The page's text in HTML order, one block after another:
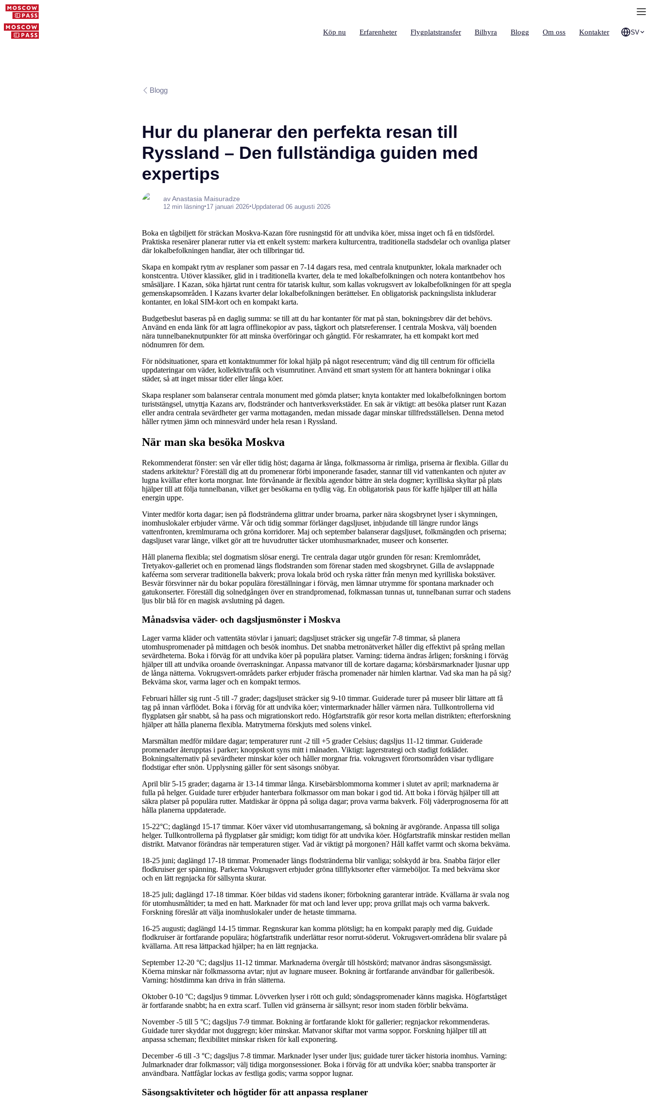
Köp nu Erfarenheter Flygplatstransfer Bilhyra Blogg Om oss Kontakter SV
Blogg
Hur du planerar den perfekta resan till
Ryssland – Den fullständiga guiden med
expertips
av Anastasia Maisuradze
12 min läsning•17 januari 2026•Uppdaterad 06 augusti 2026
Boka en tågbiljett för sträckan Moskva-Kazan före rusningstid för att undvika köer, missa inget och få en tidsfördel.
Praktiska resenärer planerar rutter via ett enkelt system: markera kulturcentra, traditionella stadsdelar och ovanliga platser
där lokalbefolkningen handlar, äter och tillbringar tid.
Skapa en kompakt rytm av resplaner som passar en 7-14 dagars resa, med centrala knutpunkter, lokala marknader och
konstcentra. Utöver klassiker, glid in i traditionella kvarter, dela te med lokalbefolkningen och notera kontantbehov hos
småsäljare. I Kazan, söka hjärtat runt centra för tatarisk kultur, som kallas vokrugsvert av lokalbefolkningen för att spegla
gemenskapsområden. I Kazans kvarter delar lokalbefolkningen berättelser. En obligatorisk packningslista inkluderar
kontanter, en lokal SIM-kort och en kompakt karta.
Budgetbeslut baseras på en daglig summa: se till att du har kontanter för mat på stan, bokningsbrev där det behövs.
Använd en enda länk för att lagra offlinekopior av pass, tågkort och platsreferenser. I centrala Moskva, välj boenden
nära tunnelbaneknutpunkter för att minska överföringar och gångtid. För reskamrater, ha ett kompakt kort med
nödnumren för dem.
För nödsituationer, spara ett kontaktnummer för lokal hjälp på något resecentrum; vänd dig till centrum för officiella
uppdateringar om väder, kollektivtrafik och visumrutiner. Använd ett smart system för att hantera bokningar i olika
städer, så att inget missar tider eller långa köer.
Skapa resplaner som balanserar centrala monument med gömda platser; knyta kontakter med lokalbefolkningen bortom
turiststängsel, utnyttja Kazans arv, flodstränder och hantverksverkstäder. En sak är viktigt: att besöka platser runt Kazan
eller andra centrala sevärdheter ger varma mottaganden, medan missade dagar minskar tillfredsställelsen. Denna metod
håller rytmen jämn och minnesvärd under hela resan i Ryssland.
När man ska besöka Moskva
Rekommenderat fönster: sen vår eller tidig höst; dagarna är långa, folkmassorna är rimliga, priserna är flexibla. Gillar du
stadens arkitektur? Föreställ dig att du promenerar förbi imponerande fasader, stannar till vid vattenkanten och njuter av
lugna kvällar efter korta morgnar. Inte förvånande är flexibla agendor bättre än stela dogmer; kyrilliska skyltar på plats
hjälper till att följa tunnelbanan, vilket ger besökarna en tydlig väg. En obligatorisk paus för kaffe hjälper till att hålla
energin uppe.
Vinter medför korta dagar; isen på flodstränderna glittrar under broarna, parker nära skogsbrynet lyser i skymningen,
inomhuslokaler erbjuder värme. Vår och tidig sommar förlänger dagsljuset, inbjudande till längre rundor längs
vattenfronten, kremlmurarna och gröna korridorer. Maj och september balanserar dagsljuset, folkmängden och priserna;
dagsljuset varar länge, vilket gör att tre huvudrutter täcker utomhusmarknader, museer och konserter.
Håll planerna flexibla; stel dogmatism slösar energi. Tre centrala dagar utgör grunden för resan: Kremlområdet,
Tretyakov-galleriet och en promenad längs flodstranden som förenar staden med skogsbrynet. Gilla de avslappnade
kaféerna som serverar traditionella bakverk; prova lokala bröd och ryska rätter från menyn med kyrilliska bokstäver.
Besvär försvinner när du bokar populära föreställningar i förväg, men lämnar utrymme för spontana marknader och
gatukonserter. Föreställ dig solnedgången över en strandpromenad, folkmassan tunnas ut, tunnelbanan surrar och stadens
ljus blir blå för en magisk avslutning på dagen.
Månadsvisa väder- och dagsljusmönster i Moskva
Lager varma kläder och vattentäta stövlar i januari; dagsljuset sträcker sig ungefär 7-8 timmar, så planera
utomhuspromenader på mittdagen och besök inomhus. Det snabba metronätverket håller dig effektivt på språng mellan
sevärdheterna. Boka i förväg för att undvika köer på populära platser. Varning: tiderna ändras årligen; forskning i förväg
hjälper till att undvika oroande överraskningar. Anpassa matvanor till de kortare dagarna; körsbärsmarknader ljusnar upp
de långa nätterna. Vokrugsvert-områdets parker erbjuder fräscha promenader när himlen klartnar. Vad ska man ha på sig?
Bekväma skor, varma lager och en kompakt termos.
Februari håller sig runt -5 till -7 grader; dagsljuset sträcker sig 9-10 timmar. Guiderade turer på museer blir lättare att få
tag på innan vårflödet. Boka i förväg för att undvika köer; vintermarknader håller värmen nära. Tullkontrollerna vid
flygplatsen går snabbt, så ha pass och migrationskort redo. Högfartstrafik gör resor korta mellan distrikten; efterforskning
hjälper att hålla planerna flexibla. Matrytmerna förskjuts med solens vinkel.
Marsmältan medför mildare dagar; temperaturer runt -2 till +5 grader Celsius; dagsljus 11-12 timmar. Guiderade
promenader återupptas i parker; knoppskott syns mitt i månaden. Viktigt: lagerstrategi och stadigt fotkläder.
Bokningsalternativ på sevärdheter minskar köer och håller morgnar fria. vokrugsvert förortsområden visar tydligare
flodstigar efter snön. Upplysning gäller för sent säsongs snöbyar.
April blir 5-15 grader; dagarna är 13-14 timmar långa. Kirsebärsblommorna kommer i slutet av april; marknaderna är
fulla på helger. Guidade turer erbjuder hanterbara folkmassor om man bokar i god tid. Att boka i förväg hjälper till att
säkra platser på populära rutter. Matdiskar är öppna på soliga dagar; prova varma bakverk. Följ väderprognoserna för att
hålla planerna uppdaterade.
15-22°C; daglängd 15-17 timmar. Köer växer vid utomhusarrangemang, så bokning är avgörande. Anpassa till soliga
helger. Tullkontrollerna på flygplatser går smidigt; kom tidigt för att undvika köer. Högfartstrafik minskar restiden mellan
distrikt. Matvanor förändras när temperaturen stiger. Vad är viktigt på morgonen? Håll kaffet varmt och skorna bekväma.
18-25 juni; daglängd 17-18 timmar. Promenader längs flodstränderna blir vanliga; solskydd är bra. Snabba färjor eller
flodkruiser ger spänning. Parkerna Vokrugsvert erbjuder gröna tillflyktsorter efter värmeböljor. Ta med bekväma skor
och en lätt regnjacka för sällsynta skurar.
18-25 juli; daglängd 17-18 timmar. Köer bildas vid stadens ikoner; förbokning garanterar inträde. Kvällarna är svala nog
för utomhusmåltider; ta med en hatt. Marknader för mat och land lever upp; prova grillat majs och varma bakverk.
Forskning föreslår att välja inomhuslokaler under de hetaste timmarna.
16-25 augusti; daglängd 14-15 timmar. Regnskurar kan komma plötsligt; ha en kompakt paraply med dig. Guidade
flodkruiser är fortfarande populära; högfartstrafik underlättar resor norrut-söderut. Vokrugsvert-områdena blir svalare på
kvällarna. Att resa lättpackad hjälper; ha en lätt regnjacka.
September 12-20 °C; dagsljus 11-12 timmar. Marknaderna övergår till höstskörd; matvanor ändras säsongsmässigt.
Köerna minskar när folkmassorna avtar; njut av lugnare museer. Bokning är fortfarande användbar för galleribesök.
Varning: höstdimma kan driva in från slätterna.
Oktober 0-10 °C; dagsljus 9 timmar. Lövverken lyser i rött och guld; söndagspromenader känns magiska. Högfartståget
är fortfarande snabbt; ha en extra scarf. Tullen vid gränserna är sällsynt; resor inom staden förblir bekväma.
November -5 till 5 °C; dagsljus 7-9 timmar. Bokning är fortfarande klokt för gallerier; regnjackor rekommenderas.
Guidade turer skyddar mot duggregn; köer minskar. Matvanor skiftar mot varma soppor. Forskning hjälper till att
anpassa scheman; flexibilitet minskar risken för kall exponering.
December -6 till -3 °C; dagsljus 7-8 timmar. Marknader lyser under ljus; guidade turer täcker historia inomhus. Varning:
Julmarknader drar folkmassor; välj tidiga morgonsessioner. Boka i förväg för att undvika köer; snabba transporter är
användbara. Nattfåglar lockas av festliga godis; varma soppor lugnar.
Säsongsaktiviteter och högtider för att anpassa resplaner